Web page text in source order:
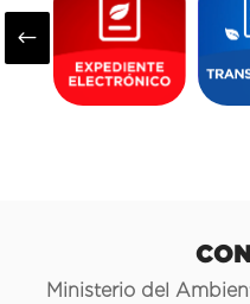
#
Ministerio del